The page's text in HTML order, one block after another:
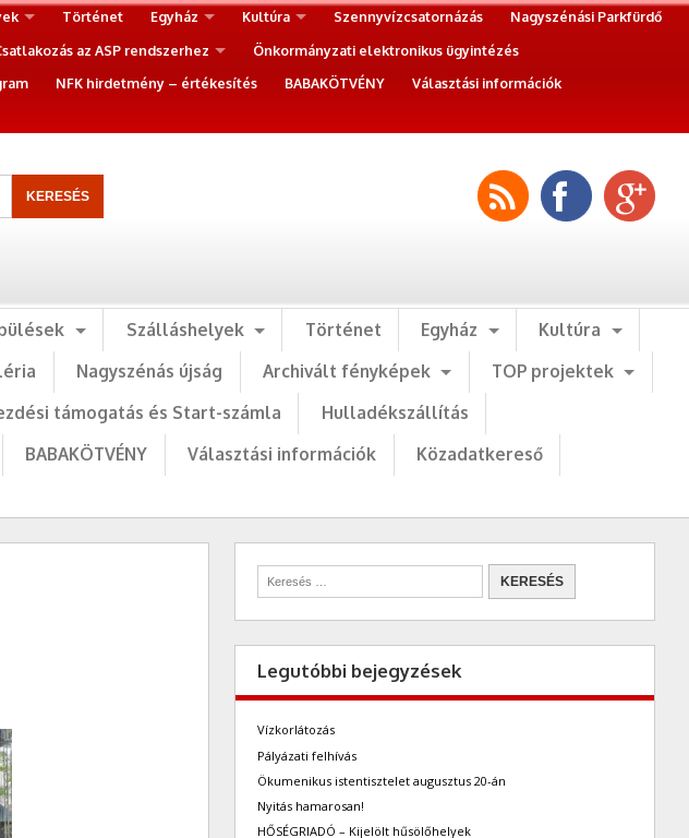
Történet Egyház Kultúra Szennyvízcsatornázás
Nagyszénási Parkfürdő
az ASP rendszerhez
Önkormányzati elektronikus ügyintézés
NFK hirdetmény – értékesítés BABAKÖTVÉNY
Választási információk
Szálláshelyek Történet Egyház
Kultúra
Nagyszénás újság Archivált fényképek
TOP projektek
támogatás és Start-számla
Hulladékszállítás
BABAKÖTVÉNY Választási információk
Közadatkereső
Legutóbbi bejegyzések
Vízkorlátozás
Pályázati felhívás
Ökumenikus istentisztelet augusztus 20-án
Nyitás hamarosan!
HŐSÉGRIADÓ – Kijelölt hűsölőhelyek